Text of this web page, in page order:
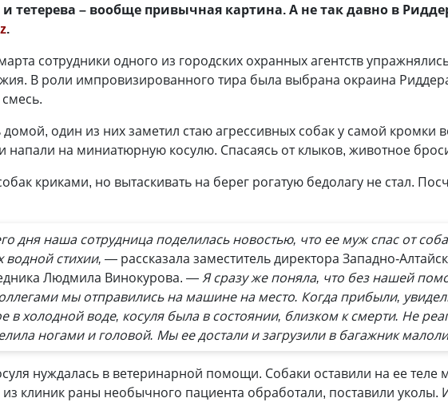
тетерева – вообще привычная картина. А не так давно в
.
сотрудники одного из городских охранных агентств
В роли импровизированного тира была выбрана окраина
один из них заметил стаю агрессивных собак у самой кромки
на миниатюрную косулю. Спасаясь от клыков, животное
криками, но вытаскивать на берег рогатую бедолагу не стал.
дня наша сотрудница поделилась новостью, что ее муж спас от
водной стихии, — рассказала заместитель директора Западно-
Людмила Винокурова. — Я сразу же поняла, что без нашей
мы отправились на машине на место. Когда прибыли,
в холодной воде, косуля была в состоянии, близком к смерти. Не
ногами и головой. Мы ее достали и загрузили в багажник
нуждалась в ветеринарной помощи. Собаки оставили на ее теле
клиник раны необычного пациента обработали, поставили уколы.